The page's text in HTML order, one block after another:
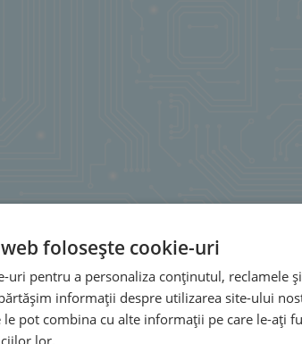
folosește cookie-uri
uri pentru a personaliza conținutul, reclamele
informații despre utilizarea site-ului
le pot combina cu alte informații pe care le-ați
lor.